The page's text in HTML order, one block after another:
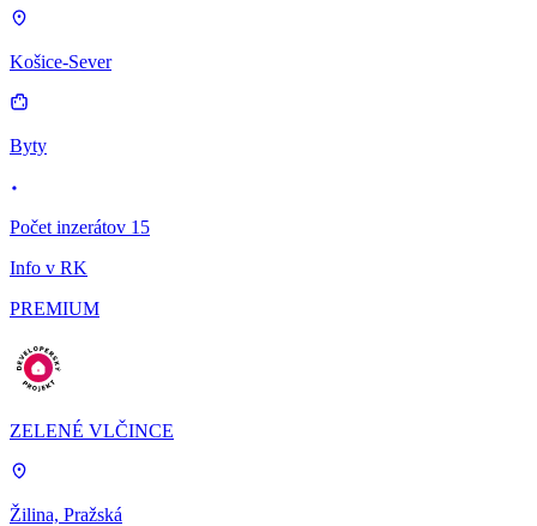
Košice-Sever
Byty
Počet inzerátov 15
Info v RK
PREMIUM
ZELENÉ VLČINCE
Žilina, Pražská